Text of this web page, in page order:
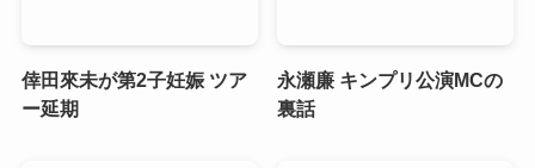
倖田來未が第2子妊娠 ツア
ー延期
永瀬廉 キンプリ公演MCの
裏話